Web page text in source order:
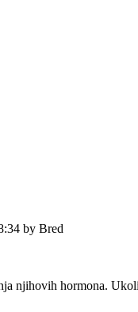
by Bred
njihovih hormona.